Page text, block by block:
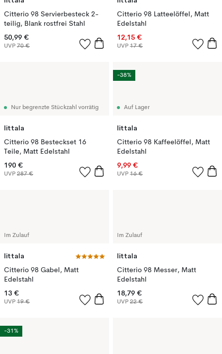
Citterio 98 Servierbesteck 2-
teilig, Blank rostfrei Stahl
50,99 €
UVP 70 €
Citterio 98 Latteelöffel, Matt
Edelstahl
12,15 €
UVP 17 €
Nur begrenzte Stückzahl vorrätig
Iittala
Citterio 98 Besteckset 16
Teile, Matt Edelstahl
190 €
UVP 287 €
Auf Lager
Iittala
Citterio 98 Kaffeelöffel, Matt
Edelstahl
9,99 €
UVP 16 €
-38%
Im Zulauf
Iittala
Citterio 98 Gabel, Matt
Edelstahl
13 €
UVP 19 €
Im Zulauf
Iittala
Citterio 98 Messer, Matt
Edelstahl
18,79 €
UVP 22 €
-31%